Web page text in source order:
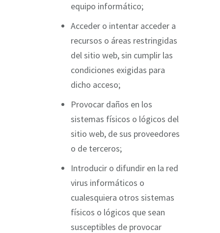
equipo informático;
Acceder o intentar acceder a
recursos o áreas restringidas
del sitio web, sin cumplir las
condiciones exigidas para
dicho acceso;
Provocar daños en los
sistemas físicos o lógicos del
sitio web, de sus proveedores
o de terceros;
Introducir o difundir en la red
virus informáticos o
cualesquiera otros sistemas
físicos o lógicos que sean
susceptibles de provocar